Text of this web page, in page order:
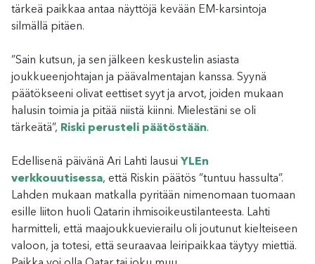
tärkeä paikkaa antaa näyttöjä kevään EM-karsintoja
silmällä pitäen.
”Sain kutsun, ja sen jälkeen keskustelin asiasta
joukkueenjohtajan ja päävalmentajan kanssa. Syynä
päätökseeni olivat eettiset syyt ja arvot, joiden mukaan
halusin toimia ja pitää niistä kiinni. Mielestäni se oli
tärkeätä”, Riski perusteli päätöstään.
Edellisenä päivänä Ari Lahti lausui YLEn
verkkouutisessa, että Riskin päätös ”tuntuu hassulta”.
Lahden mukaan matkalla pyritään nimenomaan tuomaan
esille liiton huoli Qatarin ihmisoikeustilanteesta. Lahti
harmitteli, että maajoukkuevierailu oli joutunut kielteiseen
valoon, ja totesi, että seuraavaa leiripaikkaa täytyy miettiä.